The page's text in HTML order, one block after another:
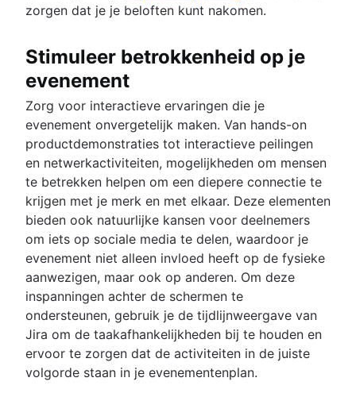
zorgen dat je je beloften kunt nakomen.
Stimuleer betrokkenheid op je
evenement
Zorg voor interactieve ervaringen die je
evenement onvergetelijk maken. Van hands-on
productdemonstraties tot interactieve peilingen
en netwerkactiviteiten, mogelijkheden om mensen
te betrekken helpen om een diepere connectie te
krijgen met je merk en met elkaar. Deze elementen
bieden ook natuurlijke kansen voor deelnemers
om iets op sociale media te delen, waardoor je
evenement niet alleen invloed heeft op de fysieke
aanwezigen, maar ook op anderen. Om deze
inspanningen achter de schermen te
ondersteunen, gebruik je de tijdlijnweergave van
Jira om de taakafhankelijkheden bij te houden en
ervoor te zorgen dat de activiteiten in de juiste
volgorde staan in je evenementenplan.